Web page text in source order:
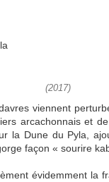
(2017)
viennent
arcachonnais et
la Dune du Pyla,
façon « sourire
évidemment la